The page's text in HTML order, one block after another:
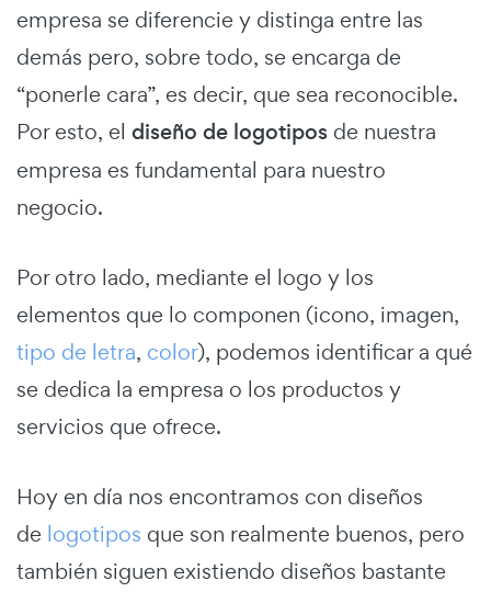
empresa se diferencie y distinga entre las
demás pero, sobre todo, se encarga de
“ponerle cara”, es decir, que sea reconocible.
Por esto, el diseño de logotipos de nuestra
empresa es fundamental para nuestro
negocio.
Por otro lado, mediante el logo y los
elementos que lo componen (icono, imagen,
tipo de letra, color), podemos identificar a qué
se dedica la empresa o los productos y
servicios que ofrece.
Hoy en día nos encontramos con diseños
de logotipos que son realmente buenos, pero
también siguen existiendo diseños bastante